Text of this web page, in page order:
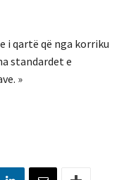
i qartë që nga korriku
standardet e
»